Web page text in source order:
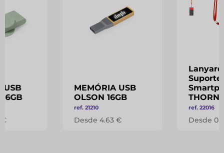
USB
€
MEMÓRIA USB
OLSON 16GB
ref. 21210
Desde 4.63 €
Suporte
ref. 22016
Desde